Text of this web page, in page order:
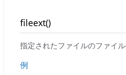
fileext()
指定されたファイルのファイル
例